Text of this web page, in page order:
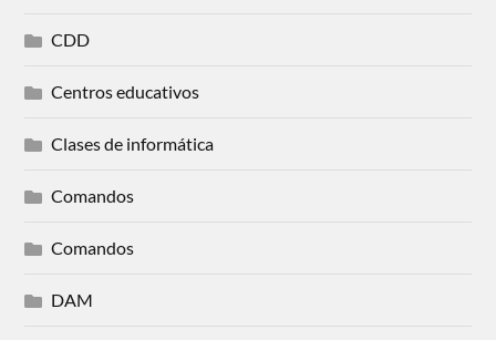
CDD
Centros educativos
Clases de informática
Comandos
Comandos
DAM